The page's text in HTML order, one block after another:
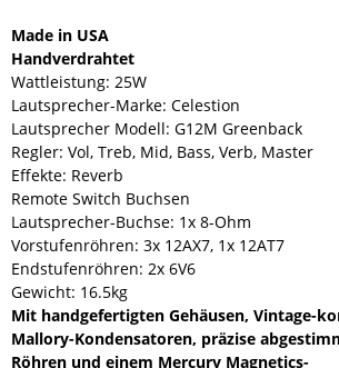
Made in USA
Handverdrahtet
Wattleistung: 25W
Lautsprecher-Marke: Celestion
Lautsprecher Modell: G12M Greenback
Regler: Vol, Treb, Mid, Bass, Verb, Master
Effekte: Reverb
Remote Switch Buchsen
Lautsprecher-Buchse: 1x 8-Ohm
Vorstufenröhren: 3x 12AX7, 1x 12AT7
Endstufenröhren: 2x 6V6
Gewicht: 16.5kg
Mit handgefertigten Gehäusen, Vintage-
Mallory-Kondensatoren, präzise
Röhren und einem Mercury Magnetics-